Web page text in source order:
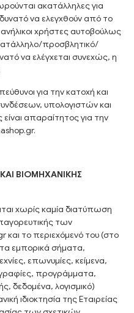
ακατάλληλες για
δυνατό να ελεγχθούν από το
χρήστες αυτοβούλως
προσβλητικό/
να ελέγχεται συνεχώς, η
για την κατοχή και
υπολογιστών και
είναι απαραίτητος για την
ΒΙΟΜΗΧΑΝΙΚΗΣ
χωρίς καμία διατύπωση
των
το περιεχόμενό του (στο
εμπορικά σήματα,
επωνυμίες, κείμενα,
προγράμματα,
δεδομένα, λογισμικό)
ιδιοκτησία της Εταιρείας